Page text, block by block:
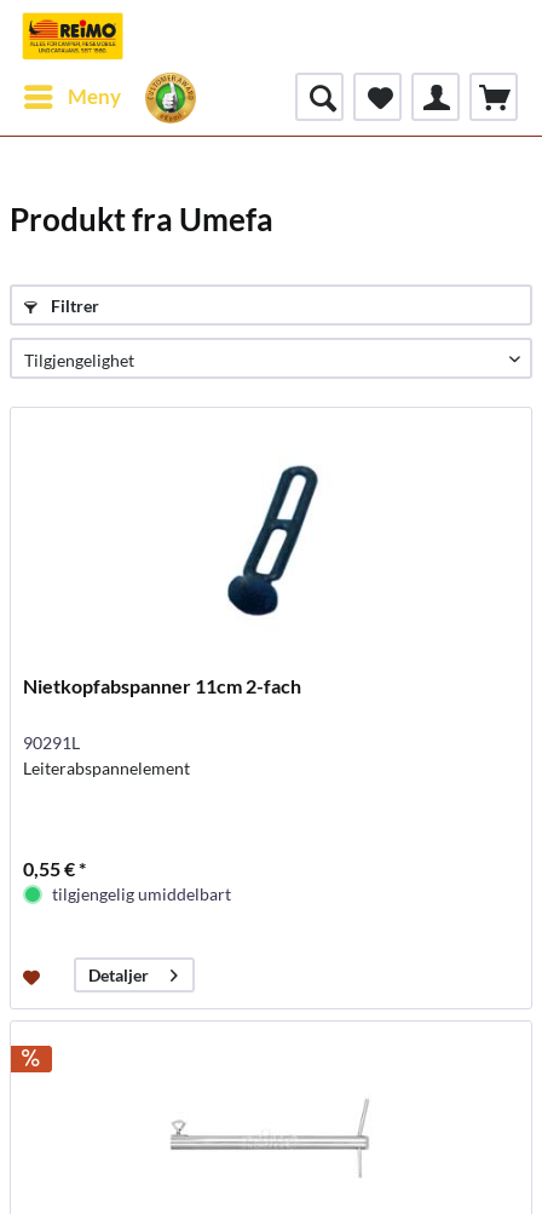
Meny
Produkt fra Umefa
Filtrer
Nietkopfabspanner 11cm 2-fach
90291L
Leiterabspannelement
0,55 € *
tilgjengelig umiddelbart
Detaljer